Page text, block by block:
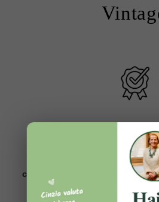
Prodotti 100%
Ogni articolo viene
controlli e verifiche
, prima di